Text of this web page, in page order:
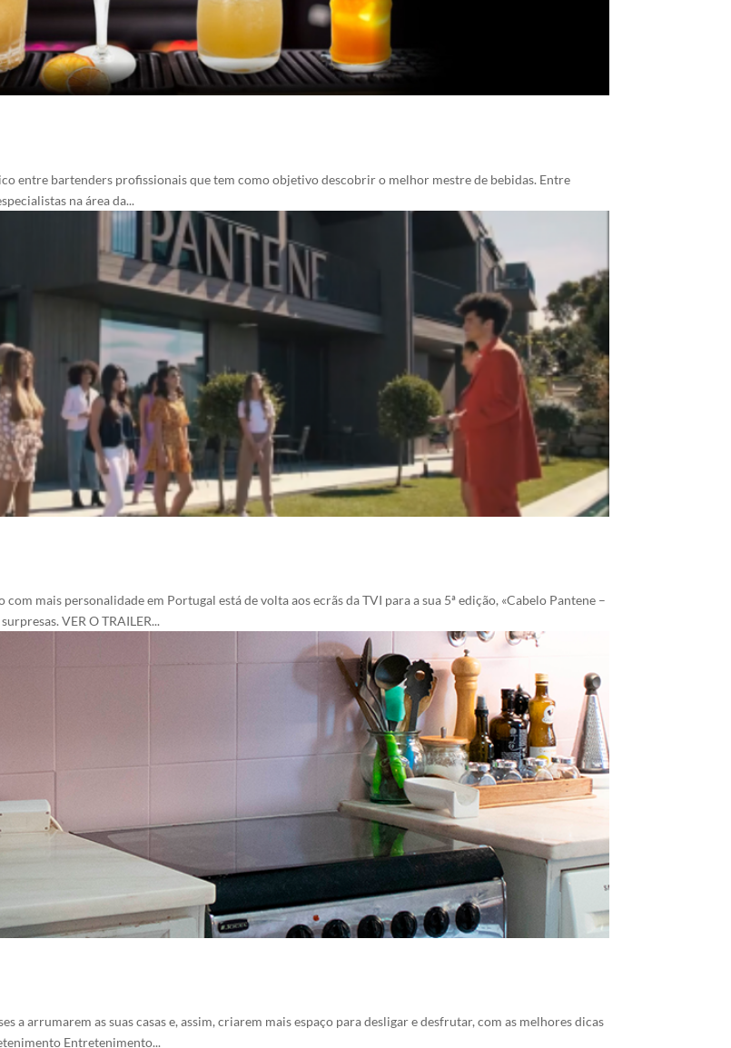
entre bartenders profissionais que tem como objetivo descobrir o melhor mestre de bebidas. Entre
na área da...
mais personalidade em Portugal está de volta aos ecrãs da TVI para a sua 5ª edição, «Cabelo Pantene –
VER O TRAILER...
arrumarem as suas casas e, assim, criarem mais espaço para desligar e desfrutar, com as melhores dicas
Entretenimento...